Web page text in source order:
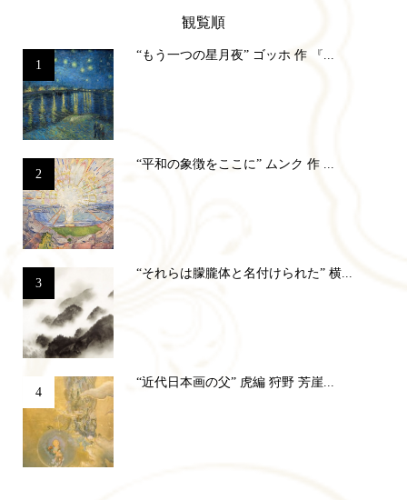
観覧順
1
“もう一つの星月夜” ゴッホ 作 『...
2
“平和の象徴をここに” ムンク 作 ...
3
“それらは朦朧体と名付けられた” 横...
4
“近代日本画の父” 虎編 狩野 芳崖...